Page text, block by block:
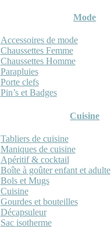
Mode
Accessoires de mode
Chaussettes Femme
Chaussettes Homme
Parapluies
Porte clefs
Pin’s et Badges
Cuisine
Tabliers de cuisine
Maniques de cuisine
Apéritif & cocktail
Boîte à goûter enfant et adulte
Bols et Mugs
Cuisine
Gourdes et bouteilles
Décapsuleur
Sac isotherme